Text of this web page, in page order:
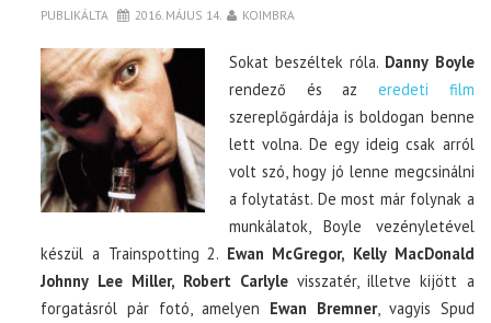
PUBLIKÁLTA 2016. MÁJUS 14. KOIMBRA
Sokat beszéltek róla. Danny Boyle
rendező és az eredeti film
szereplőgárdája is boldogan benne
lett volna. De egy ideig csak arról
volt szó, hogy jó lenne megcsinálni
a folytatást. De most már folynak a
munkálatok, Boyle vezényletével
készül a Trainspotting 2. Ewan McGregor, Kelly MacDonald
Johnny Lee Miller, Robert Carlylevisszatér, illetve kijött a
forgatásról pár fotó, amelyen Ewan Bremner, vagyis Spud